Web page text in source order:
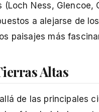
Ness,
a alejarse de
paisajes más
Altas
de las principales